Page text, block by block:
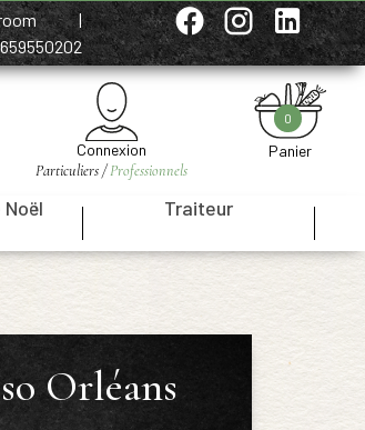
|
Connexion
Particuliers /Professionnels
Panier
0
Traiteur
Orléans